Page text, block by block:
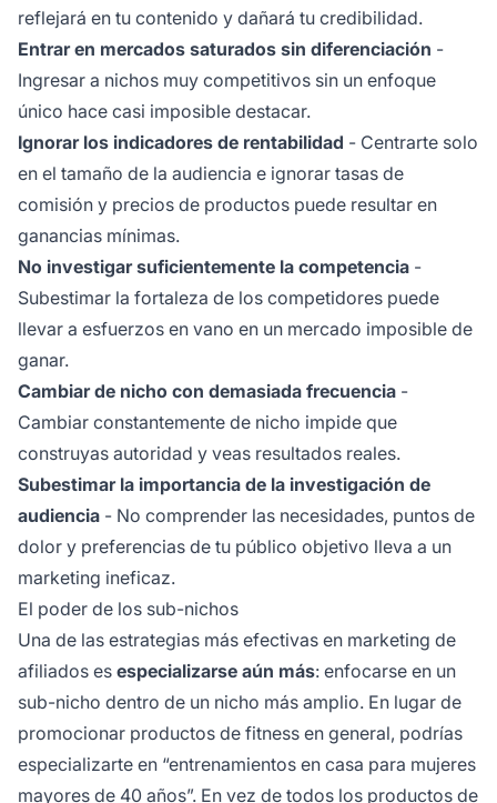
reflejará en tu contenido y dañará tu credibilidad.
Entrar en mercados saturados sin diferenciación -
Ingresar a nichos muy competitivos sin un enfoque
único hace casi imposible destacar.
Ignorar los indicadores de rentabilidad - Centrarte solo
en el tamaño de la audiencia e ignorar tasas de
comisión y precios de productos puede resultar en
ganancias mínimas.
No investigar suficientemente la competencia -
Subestimar la fortaleza de los competidores puede
llevar a esfuerzos en vano en un mercado imposible de
ganar.
Cambiar de nicho con demasiada frecuencia -
Cambiar constantemente de nicho impide que
construyas autoridad y veas resultados reales.
Subestimar la importancia de la investigación de
audiencia - No comprender las necesidades, puntos de
dolor y preferencias de tu público objetivo lleva a un
marketing ineficaz.
El poder de los sub-nichos
Una de las estrategias más efectivas en marketing de
afiliados es especializarse aún más: enfocarse en un
sub-nicho dentro de un nicho más amplio. En lugar de
promocionar productos de fitness en general, podrías
especializarte en “entrenamientos en casa para mujeres
mayores de 40 años”. En vez de todos los productos de